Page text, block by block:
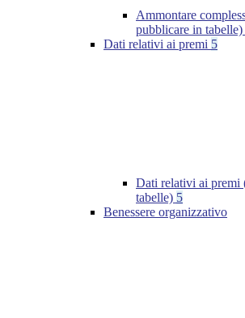
Ammontare
pubblicare in tabelle)
Dati relativi ai premi 5
Dati relativi ai premi
tabelle) 5
Benessere organizzativo